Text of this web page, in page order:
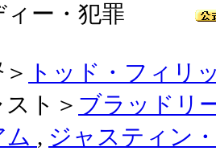
ィー・犯罪
トッド・フィリ
スト＞ ブラッドリ
ム , ジャスティン